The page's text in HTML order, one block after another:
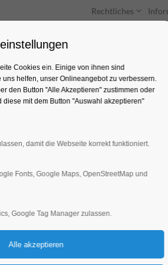
Rechtliches
Entdecken & Erleben
Ferienkalender, Kinder,
Cookies ein. Einige von ihnen sind
helfen, unser Onlineangebot zu verbessern.
den Button "Alle Akzeptieren" zustimmen oder
diese mit dem Button "Auswahl akzeptieren"
damit die Webseite korrekt funktioniert.
Fonts, Google Maps, OpenStreetMap und
Google Tag Manager zulassen.